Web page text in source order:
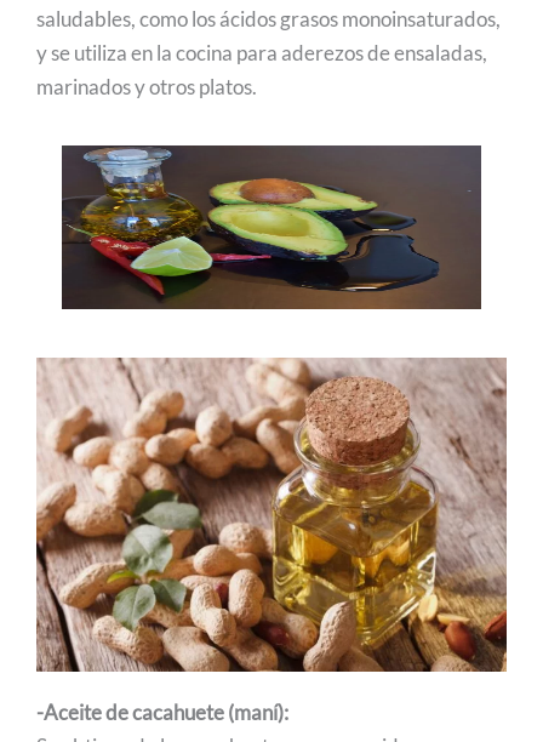
saludables, como los ácidos grasos monoinsaturados,
y se utiliza en la cocina para aderezos de ensaladas,
marinados y otros platos.
-Aceite de cacahuete (maní):